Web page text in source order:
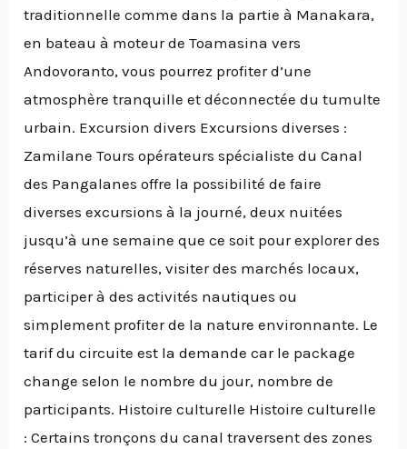
traditionnelle comme dans la partie à Manakara,
en bateau à moteur de Toamasina vers
Andovoranto, vous pourrez profiter d’une
atmosphère tranquille et déconnectée du tumulte
urbain. Excursion divers Excursions diverses :
Zamilane Tours opérateurs spécialiste du Canal
des Pangalanes offre la possibilité de faire
diverses excursions à la journé, deux nuitées
jusqu’à une semaine que ce soit pour explorer des
réserves naturelles, visiter des marchés locaux,
participer à des activités nautiques ou
simplement profiter de la nature environnante. Le
tarif du circuite est la demande car le package
change selon le nombre du jour, nombre de
participants. Histoire culturelle Histoire culturelle
: Certains tronçons du canal traversent des zones